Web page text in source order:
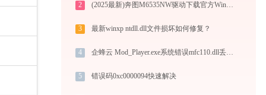
2 (2025最新)奔图M6535NW驱动下载官方Win10/Win11
3 最新winxp ntdll.dll文件损坏如何修复？
4 企蜂云 Mod_Player.exe系统错误mfc110.dll丢失如何解决
5 错误码0xc0000094快速解决